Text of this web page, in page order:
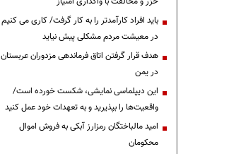
باید افراد کارآمدتر را به کار گرفت/ کاری می کنیم
در معیشت مردم مشکلی پیش نیاید
هدف قرار گرفتن اتاق‌ فرماندهی مزدوران عربستان
در یمن
این دیپلماسی نمایشی، شکست خورده است/
واقعیت‌ها را بپذیرید و به تعهدات خود عمل کنید
امید مالباختگان رمزارز آبکی به فروش اموال
محکومان